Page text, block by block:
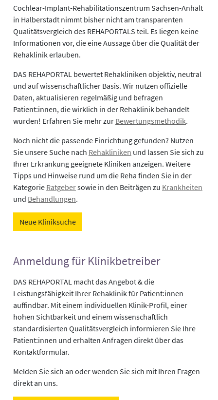
Cochlear-Implant-Rehabilitationszentrum Sachsen-Anhalt
in Halberstadt nimmt bisher nicht am transparenten
Qualitätsvergleich des REHAPORTALS teil. Es liegen keine
Informationen vor, die eine Aussage über die Qualität der
Rehaklinik erlauben.
DAS REHAPORTAL bewertet Rehakliniken objektiv, neutral
und auf wissenschaftlicher Basis. Wir nutzen offizielle
Daten, aktualisieren regelmäßig und befragen
Patient:innen, die wirklich in der Rehaklinik behandelt
wurden! Erfahren Sie mehr zur Bewertungsmethodik.
Noch nicht die passende Einrichtung gefunden? Nutzen
Sie unsere Suche nach Rehakliniken und lassen Sie sich zu
Ihrer Erkrankung geeignete Kliniken anzeigen. Weitere
Tipps und Hinweise rund um die Reha finden Sie in der
Kategorie Ratgebersowie in den Beiträgen zu Krankheiten
und Behandlungen.
Neue Kliniksuche
Anmeldung für Klinikbetreiber
DAS REHAPORTAL macht das Angebot & die
Leistungsfähigkeit Ihrer Rehaklinik für Patient:innen
auffindbar. Mit einem individuellen Klinik-Profil, einer
hohen Sichtbarkeit und einem wissenschaftlich
standardisierten Qualitätsvergleich informieren Sie Ihre
Patient:innen und erhalten Anfragen direkt über das
Kontaktformular.
Melden Sie sich an oder wenden Sie sich mit Ihren Fragen
direkt an uns.